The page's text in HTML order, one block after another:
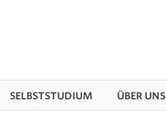
SELBSTSTUDIUM ÜBER UNS